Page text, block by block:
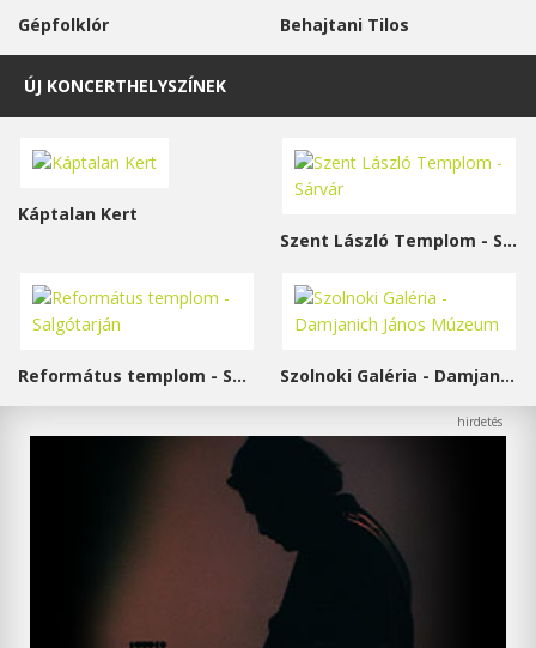
Gépfolklór Behajtani Tilos
ÚJ KONCERTHELYSZÍNEK
Káptalan Kert
Szent László Templom - Sárvár
Református templom - Salgótarján Szolnoki Galéria - Damjanich János Múzeum